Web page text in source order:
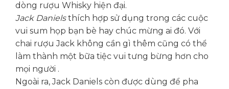
dòng rượu Whisky hiện đại.
Jack Danielsthích hợp sử dụng trong các cuộc
vui sum họp bạn bè hay chúc mừng ai đó. Với
chai rượu Jack không cần gì thêm cũng có thể
làm thành một bữa tiệc vui tưng bừng hơn cho
mọi người .
Ngoài ra, Jack Daniels còn được dùng để pha